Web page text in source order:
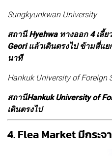
Sungkyunkwan University
สถานี Hyehwa ทางออก 4 เลี้
Geori แล้วเดินตรงไป ข้ามสี่แ
นาที
Hankuk University of Foreign
สถานีHankuk University of
เดินตรงไป
4. Flea Market มีกระ